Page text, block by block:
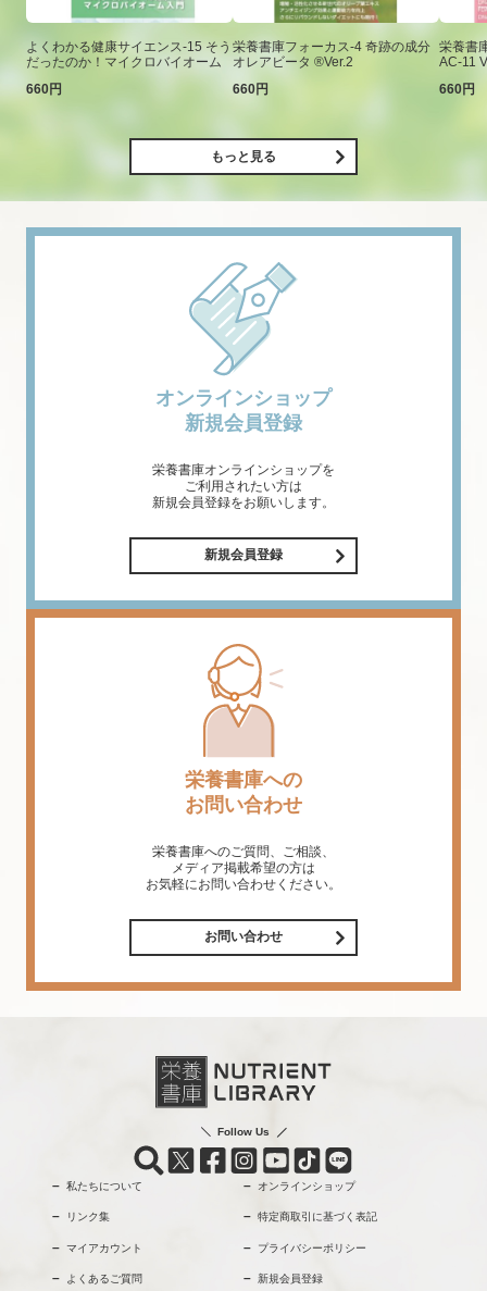
よくわかる健康サイエンス-15 そう
だったのか！マイクロバイオーム
660円
栄養書庫フォーカス-4 奇跡の成分
オレアビータ ®Ver.2
660円
栄養書
AC-11
660円
もっと見る
オンラインショップ
新規会員登録
栄養書庫オンラインショップを
ご利用されたい方は
新規会員登録をお願いします。
新規会員登録
栄養書庫への
お問い合わせ
栄養書庫へのご質問、ご相談、
メディア掲載希望の方は
お気軽にお問い合わせください。
お問い合わせ
Follow Us
私たちについて オンラインショップ
リンク集 特定商取引に基づく表記
マイアカウント プライバシーポリシー
よくあるご質問 新規会員登録